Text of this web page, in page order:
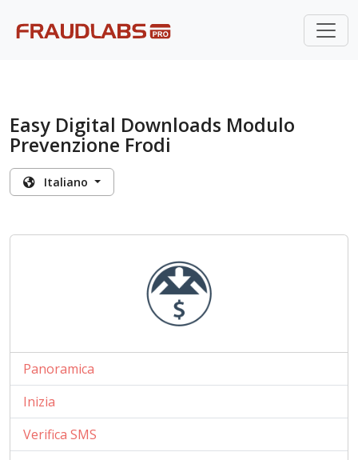
Easy Digital Downloads Modulo
Prevenzione Frodi
Italiano
Panoramica
Inizia
Verifica SMS